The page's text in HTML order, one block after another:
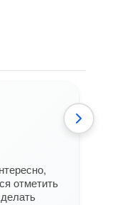
отметить